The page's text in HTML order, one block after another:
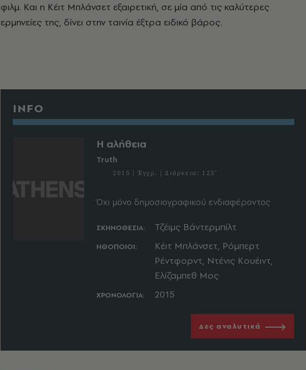
φιλμ. Και η Κέιτ Μπλάνσετ εξαιρετική, σε μία από τις καλύτερες
ερμηνείες της, δίνει στην ταινία έξτρα ειδικό βάρος.
INFO
Η αλήθεια
Truth
2015 | Έγχρ. | Διάρκεια: 125'
Όχι μόνο δημοσιογραφικού ενδιαφέροντος
ΣΚΗΝΟΘΕΣΙΑ: Τζέιμς Βάντερμπίλτ
ΗΘΟΠΟΙΟΙ:
Κέιτ Μπλάνσετ, Ρόμπερτ
Ρέντφορντ, Ντένις Κουέιντ,
Ελίζαμπεθ Μος
ΧΡΟΝΟΛΟΓΙΑ: 2015
Δες αναλυτικά